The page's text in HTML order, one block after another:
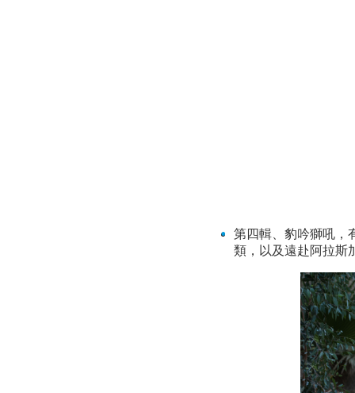
第四輯、豹吟獅吼，
類，以及遠赴阿拉斯